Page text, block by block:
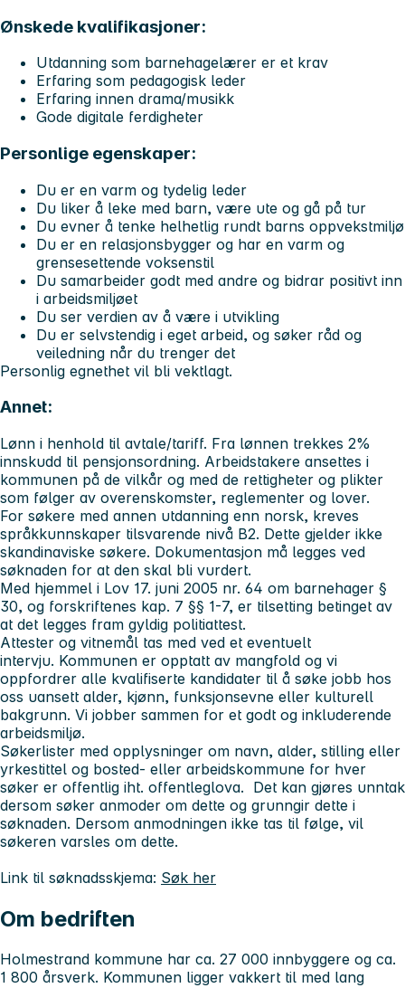
Ønskede kvalifikasjoner:
Utdanning som barnehagelærer er et krav
Erfaring som pedagogisk leder
Erfaring innen drama/musikk
Gode digitale ferdigheter
Personlige egenskaper:
Du er en varm og tydelig leder
Du liker å leke med barn, være ute og gå på tur
Du evner å tenke helhetlig rundt barns oppvekstmiljø
Du er en relasjonsbygger og har en varm og
grensesettende voksenstil
Du samarbeider godt med andre og bidrar positivt inn
i arbeidsmiljøet
Du ser verdien av å være i utvikling
Du er selvstendig i eget arbeid, og søker råd og
veiledning når du trenger det
Personlig egnethet vil bli vektlagt.
Annet:
Lønn i henhold til avtale/tariff. Fra lønnen trekkes 2%
innskudd til pensjonsordning. Arbeidstakere ansettes i
kommunen på de vilkår og med de rettigheter og plikter
som følger av overenskomster, reglementer og lover.
For søkere med annen utdanning enn norsk, kreves
språkkunnskaper tilsvarende nivå B2. Dette gjelder ikke
skandinaviske søkere. Dokumentasjon må legges ved
søknaden for at den skal bli vurdert.
Med hjemmel i Lov 17. juni 2005 nr. 64 om barnehager §
30, og forskriftenes kap. 7 §§ 1-7, er tilsetting betinget av
at det legges fram gyldig politiattest.
Attester og vitnemål tas med ved et eventuelt
intervju. Kommunen er opptatt av mangfold og vi
oppfordrer alle kvalifiserte kandidater til å søke jobb hos
oss uansett alder, kjønn, funksjonsevne eller kulturell
bakgrunn. Vi jobber sammen for et godt og inkluderende
arbeidsmiljø.
Søkerlister med opplysninger om navn, alder, stilling eller
yrkestittel og bosted- eller arbeidskommune for hver
søker er offentlig iht. offentleglova. Det kan gjøres unntak
dersom søker anmoder om dette og grunngir dette i
søknaden. Dersom anmodningen ikke tas til følge, vil
søkeren varsles om dette.
Link til søknadsskjema: Søk her
Om bedriften
Holmestrand kommune har ca. 27 000 innbyggere og ca.
1 800 årsverk. Kommunen ligger vakkert til med lang